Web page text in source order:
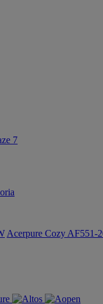
7
Acerpure Cozy AF551-